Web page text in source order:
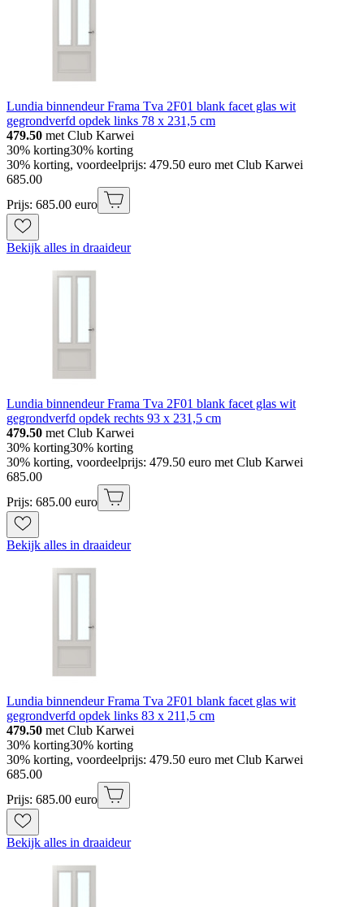
Lundia binnendeur Frama Tva 2F01 blank facet glas wit
gegrondverfd opdek links 78 x 231,5 cm
479.50 met Club Karwei
30% korting30% korting
30% korting, voordeelprijs: 479.50 euro met Club Karwei
685.00
Prijs: 685.00 euro
Bekijk alles in draaideur
Lundia binnendeur Frama Tva 2F01 blank facet glas wit
gegrondverfd opdek rechts 93 x 231,5 cm
479.50 met Club Karwei
30% korting30% korting
30% korting, voordeelprijs: 479.50 euro met Club Karwei
685.00
Prijs: 685.00 euro
Bekijk alles in draaideur
Lundia binnendeur Frama Tva 2F01 blank facet glas wit
gegrondverfd opdek links 83 x 211,5 cm
479.50 met Club Karwei
30% korting30% korting
30% korting, voordeelprijs: 479.50 euro met Club Karwei
685.00
Prijs: 685.00 euro
Bekijk alles in draaideur